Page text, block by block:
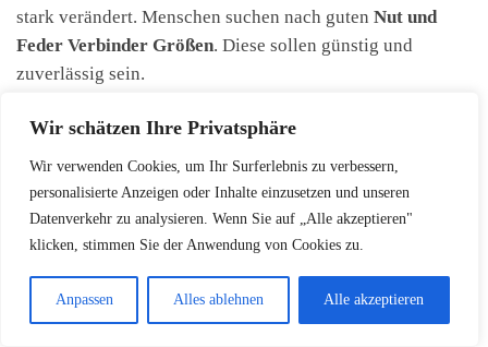
Wir schätzen Ihre Privatsphäre
Wir verwenden Cookies, um Ihr Surferlebnis zu verbessern,
personalisierte Anzeigen oder Inhalte einzusetzen und unseren
Datenverkehr zu analysieren. Wenn Sie auf „Alle akzeptieren"
klicken, stimmen Sie der Anwendung von Cookies zu.
Anpassen Alles ablehnen Alle akzeptieren
stark verändert. Menschen suchen nach guten Nut und
Feder Verbinder Größen. Diese sollen günstig und
zuverlässig sein.
Materialqualität der Verbindungselemente
Herstellungsstandards
Spezifische Anwendungsbereiche
Preisvergleich und
Qualitätsmerkmale